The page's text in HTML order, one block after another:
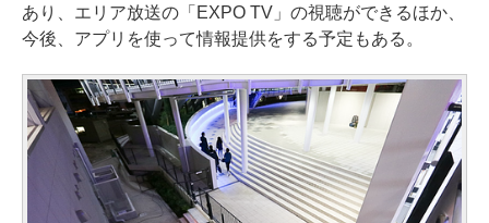
あり、エリア放送の「EXPO TV」の視聴ができるほか、
今後、アプリを使って情報提供をする予定もある。